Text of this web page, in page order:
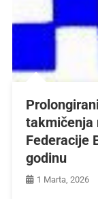
takmičenja
Federacije
godinu
1 Marta, 2026